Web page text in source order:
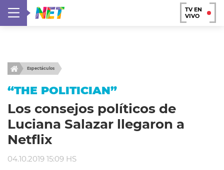
TV EN
VIVO
Espectáculos
“THE POLITICIAN”
Los consejos políticos de
Luciana Salazar llegaron a
Netflix
04.10.2019 15:09 HS